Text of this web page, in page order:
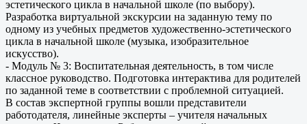
эстетического цикла в начальной школе (по выбору).
Разработка виртуальной экскурсии на заданную тему по
одному из учебных предметов художественно-эстетического
цикла в начальной школе (музыка, изобразительное
искусство).
- Модуль № 3: Воспитательная деятельность, в том числе
классное руководство. Подготовка интерактива для родителей
по заданной теме в соответствии с проблемной ситуацией.
В состав экспертной группы вошли представители
работодателя, линейные эксперты – учителя начальных